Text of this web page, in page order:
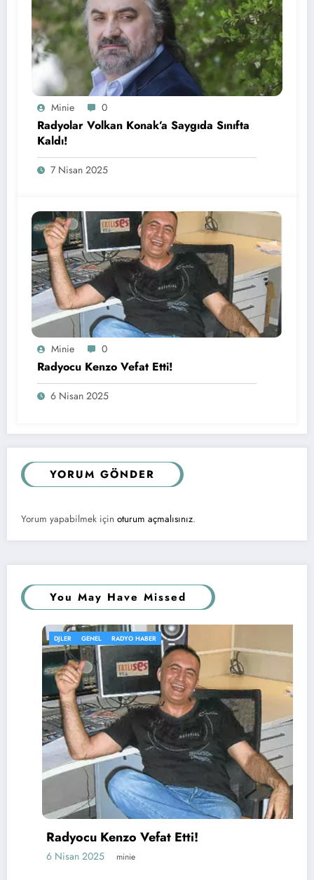
Minie 0
Radyolar Volkan Konak’a Saygıda Sınıfta
Kaldı!
7 Nisan 2025
Minie 0
Radyocu Kenzo Vefat Etti!
6 Nisan 2025
YORUM GÖNDER
Yorum yapabilmek için oturum açmalısınız.
You May Have Missed
DJLER GENEL RADYO HABER
Radyocu Kenzo Vefat Etti!
6 Nisan 2025 minie